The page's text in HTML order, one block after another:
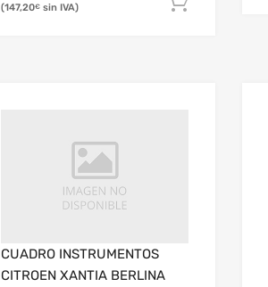
147,20€
CUADRO INSTRUMENTOS
CITROEN XANTIA BERLINA